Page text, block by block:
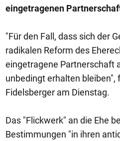
eingetragenen
"Für den Fall, dass sich der
radikalen Reform des
eingetragene Partnerschaft
unbedingt erhalten bleiben",
Fidelsberger am Dienstag.
Das "Flickwerk" an die Ehe
Bestimmungen "in ihren